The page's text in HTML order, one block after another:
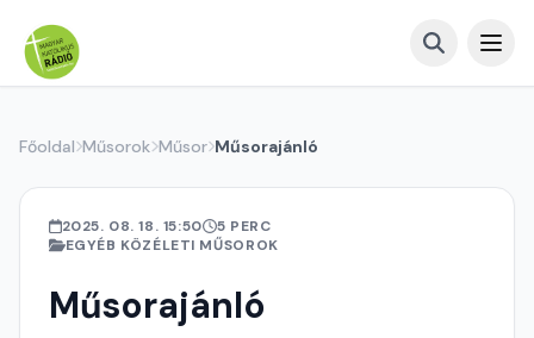
Főoldal Műsorok Műsor Műsorajánló
2025. 08. 18. 15:50
5 PERC
EGYÉB KÖZÉLETI MŰSOROK
Műsorajánló